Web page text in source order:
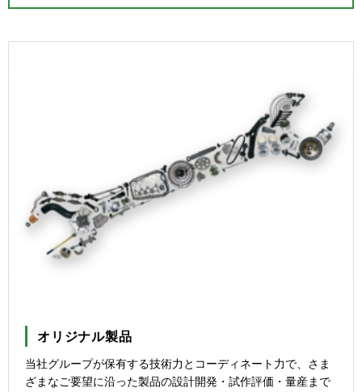
オリジナル製品
当社グループが保有する技術力とコーディネート力で、さま
ざまなご要望に沿った製品の設計開発・試作評価・量産まで